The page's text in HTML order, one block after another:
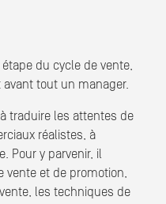
du cycle de vente,
tout un manager.
traduire les attentes de
réalistes, à
Pour y parvenir, il
vente et de promotion,
les techniques de